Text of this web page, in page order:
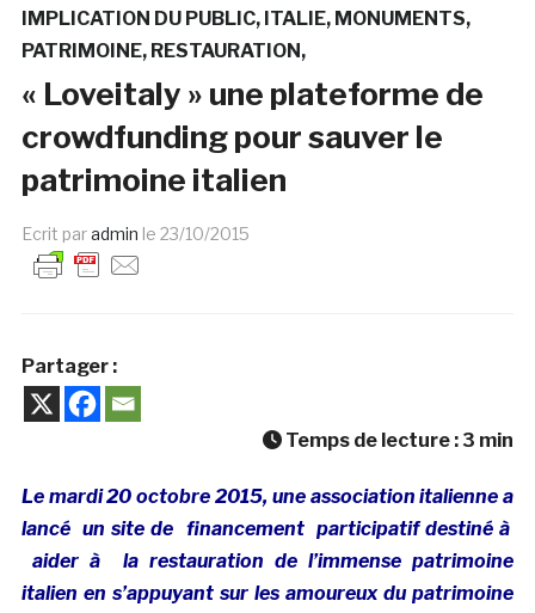
IMPLICATION DU PUBLIC
ITALIE MONUMENTS
PATRIMOINE RESTAURATION
« Loveitaly » une plateforme de
crowdfunding pour sauver le
patrimoine italien
Ecrit paradmin le 23/10/2015
Partager :
Temps de lecture : 3 min
Le mardi 20 octobre 2015, une association italienne a
lancé un site de financement participatif destiné à
aider à la restauration de l’immense patrimoine
italien en s’appuyant sur les amoureux du patrimoine